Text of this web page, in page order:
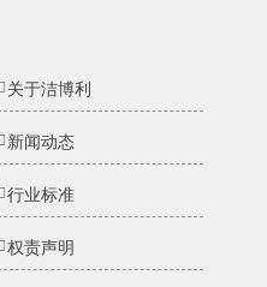
关于洁博利
新闻动态
行业标准
权责声明